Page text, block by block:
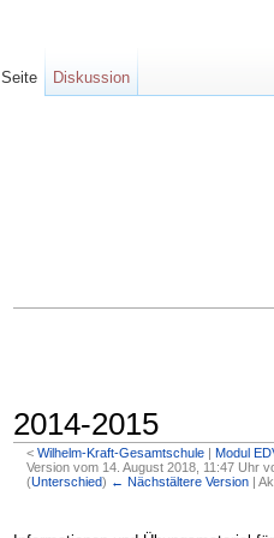
2014-2015
< Wilhelm-Kraft-Gesamtschule‎ |
Modul
Version vom 14. August 2018, 11:47 Uhr
(Unterschied) ← Nächstältere Version|
Seite Diskussion